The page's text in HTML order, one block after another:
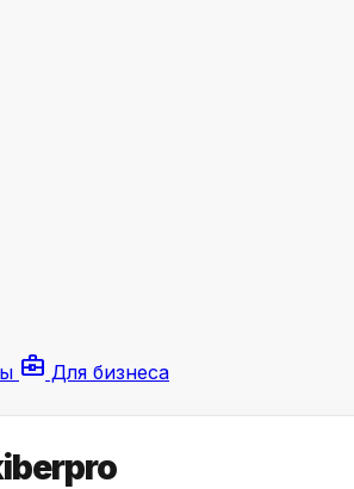
business_center Для бизнеса